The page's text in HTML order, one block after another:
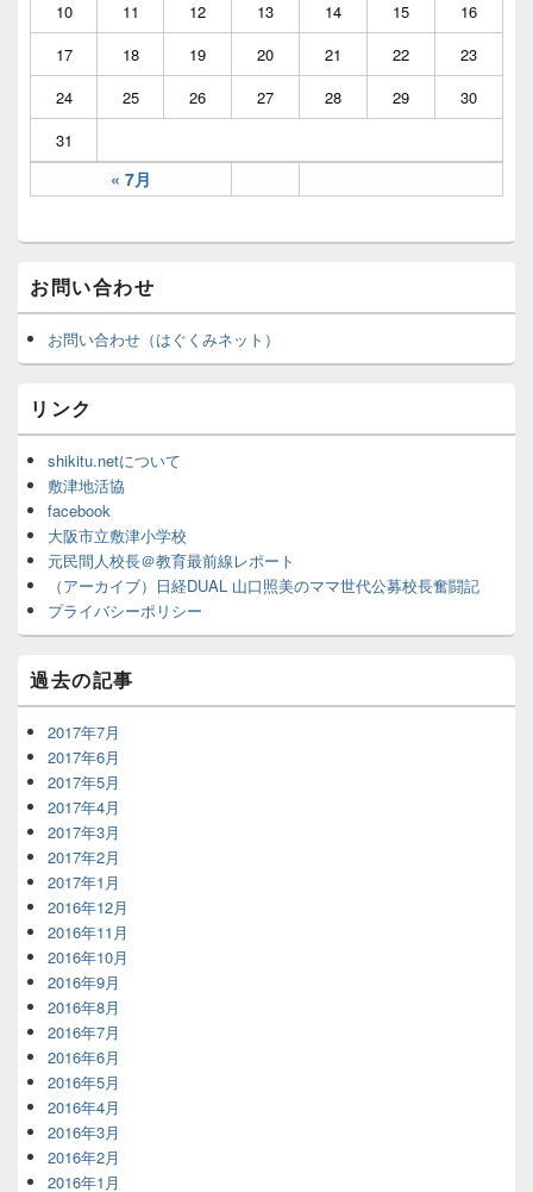
« 7月
10 11 12 13 14 15
16
17
18 19 20 21 22
23
24
25 26 27 28 29
30
31
お問い合わせ
お問い合わせ（はぐくみネット）
リンク
shikitu.netについて
敷津地活協
facebook
大阪市立敷津小学校
元民間人校長＠教育最前線レポート
（アーカイブ）日経DUAL 山口照美のママ世代公募校長奮闘記
プライバシーポリシー
過去の記事
2017年7月
2017年6月
2017年5月
2017年4月
2017年3月
2017年2月
2017年1月
2016年12月
2016年11月
2016年10月
2016年9月
2016年8月
2016年7月
2016年6月
2016年5月
2016年4月
2016年3月
2016年2月
2016年1月